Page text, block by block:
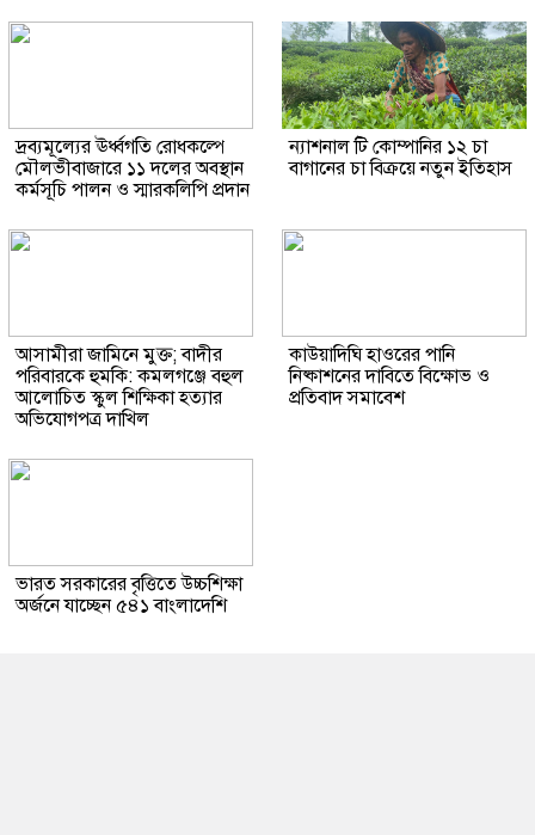
দ্রব্যমূল্যের ঊর্ধ্বগতি রোধকল্পে
মৌলভীবাজারে ১১ দলের অবস্থান
কর্মসূচি পালন ও স্মারকলিপি প্রদান
ন্যাশনাল টি কোম্পানির ১২ চা
বাগানের চা বিক্রয়ে নতুন ইতিহাস
আসামীরা জামিনে মুক্ত; বাদীর
পরিবারকে হুমকি: কমলগঞ্জে বহুল
আলোচিত স্কুল শিক্ষিকা হত্যার
অভিযোগপত্র দাখিল
কাউয়াদিঘি হাওরের পানি
নিষ্কাশনের দাবিতে বিক্ষোভ ও
প্রতিবাদ সমাবেশ
ভারত সরকারের বৃত্তিতে উচ্চশিক্ষা
অর্জনে যাচ্ছেন ৫৪১ বাংলাদেশি